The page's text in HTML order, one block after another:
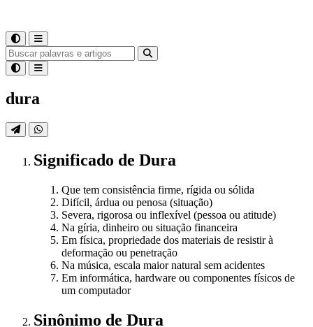
dura
Significado de Dura
Que tem consistência firme, rígida ou sólida
Difícil, árdua ou penosa (situação)
Severa, rigorosa ou inflexível (pessoa ou atitude)
Na gíria, dinheiro ou situação financeira
Em física, propriedade dos materiais de resistir à
deformação ou penetração
Na música, escala maior natural sem acidentes
Em informática, hardware ou componentes físicos de
um computador
Sinônimo de Dura